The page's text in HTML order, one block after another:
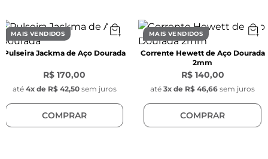
MAIS VENDIDOS
Pulseira Jackma de Aço Dourada
R$ 170,00
até 4x de R$ 42,50 sem juros
COMPRAR
MAIS VENDIDOS
Corrente Hewett de Aço Dourada
2mm
R$ 140,00
até 3x de R$ 46,66 sem juros
COMPRAR